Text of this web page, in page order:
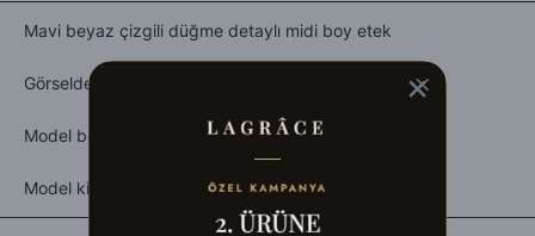
Mavi beyaz çizgili düğme detaylı midi boy etek
Görseldeki beden:S
Model boy:170
Model kilo:55